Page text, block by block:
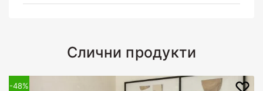
Слични продукти
-48%